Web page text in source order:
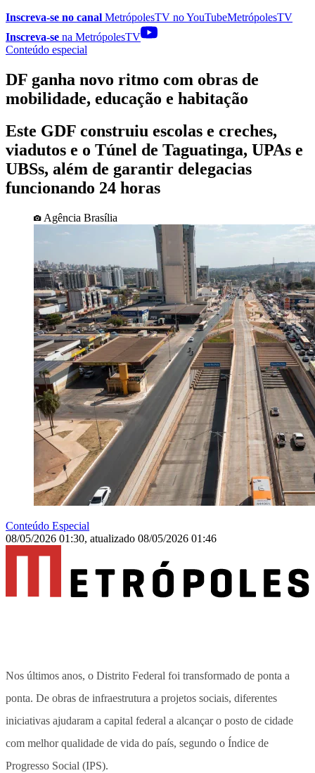
Inscreva-se no canal MetrópolesTV noYouTubeMetrópolesTV
Inscreva-se na MetrópolesTV
Conteúdo especial
DF ganha novo ritmo com obras de
mobilidade, educação e habitação
Este GDF construiu escolas e creches,
viadutos e o Túnel de Taguatinga, UPAs e
UBSs, além de garantir delegacias
funcionando 24 horas
Agência Brasília
Conteúdo Especial
08/05/2026 01:30, atualizado 08/05/2026 01:46
Nos últimos anos, o Distrito Federal foi transformado de ponta a
ponta. De obras de infraestrutura a projetos sociais, diferentes
iniciativas ajudaram a capital federal a alcançar o posto de cidade
com melhor qualidade de vida do país, segundo o Índice de
Progresso Social (IPS).